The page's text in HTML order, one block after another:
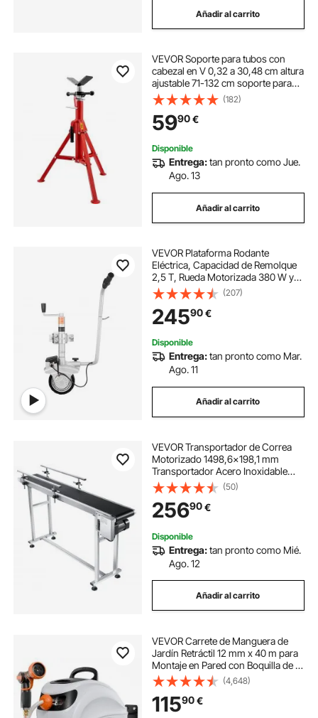
Añadir al carrito
VEVOR Soporte para tubos con
cabezal en V 0,32 a 30,48 cm altura
ajustable 71-132 cm soporte para
tubos Carga de 1134 kg soportes de
tubo plegable portátil carcasa de
acero al carbono
(182)
5990€
Disponible
Entrega:tan pronto como Jue.
Ago. 13
Añadir al carrito
VEVOR Plataforma Rodante
Eléctrica, Capacidad de Remolque
2,5 T, Rueda Motorizada 380 W y
12 V con Velocidad 7 m/min, Altura
de Sujeción Ajustable y Neumáticos
de Goma, para Caravanas y Barcos
(207)
24590€
Disponible
Entrega:tan pronto como Mar.
Ago. 11
Añadir al carrito
VEVOR Transportador de Correa
Motorizado 1498,6x198,1 mm
Transportador Acero Inoxidable
Cinta Transportadora de PVC
Antiestática Barandilla Doble para
Aplicación de Codificación por
Inyección de Tinta
(50)
25690€
Disponible
Entrega:tan pronto como Mié.
Ago. 12
Añadir al carrito
VEVOR Carrete de Manguera de
Jardín Retráctil 12 mm x 40 m para
Montaje en Pared con Boquilla de 9
Patrones, Sistema de Rebobinado
Automático y Retorno Lento, y
Soporte Giratorio de 180°
(4,648)
11590€